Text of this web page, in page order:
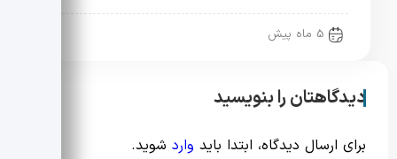
5 ماه پیش
دیدگاهتان را بنویسید
برای ارسال دیدگاه، ابتدا باید وارد شوید.